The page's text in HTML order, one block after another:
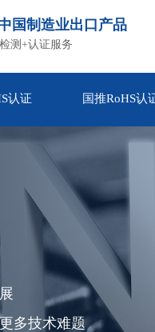
国制造业出口产品
测+认证服务
认证 国推RoHS认
多技术难题